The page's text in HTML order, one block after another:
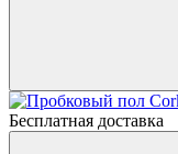
Бесплатная доставка